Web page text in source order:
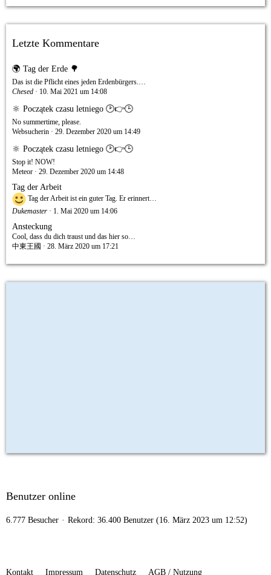
Letzte Kommentare
🌍 Tag der Erde 🌳
Das ist die Pflicht eines jeden Erdenbürgers.…
Chesed
10. Mai 2021 um 14:08
🔆 Początek czasu letniego 🕑👉🕒
No summertime, please.
Websucherin
29. Dezember 2020 um 14:49
🔆 Początek czasu letniego 🕑👉🕒
Stop it! NOW!
Meteor
29. Dezember 2020 um 14:48
Tag der Arbeit
Tag der Arbeit ist ein guter Tag. Er erinnert…
Dukemaster
1. Mai 2020 um 14:06
Ansteckung
Cool, dass du dich traust und das hier so…
中東王國
28. März 2020 um 17:21
Benutzer online
6.777 Besucher Rekord: 36.400 Benutzer (16. März 2023 um 12:52)
Kontakt Impressum Datenschutz AGB / Nutzung